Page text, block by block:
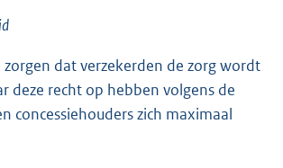
dat verzekerden de zorg wordt
deze recht op hebben volgens de
concessiehouders zich maximaal